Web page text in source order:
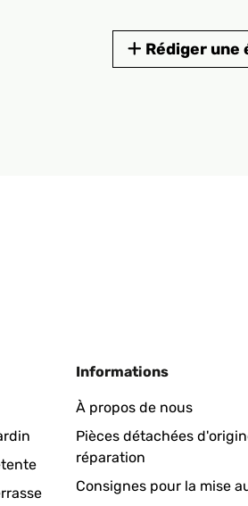
Rédiger une
Informations
À propos de nous
Pièces détachées
réparation
Consignes pour la mise